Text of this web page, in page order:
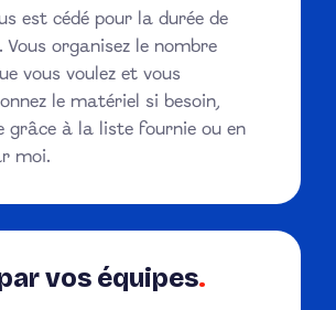
est cédé pour la durée de
Vous organisez le nombre
vous voulez et vous
le matériel si besoin,
grâce à la liste fournie ou en
moi.
vos équipes.